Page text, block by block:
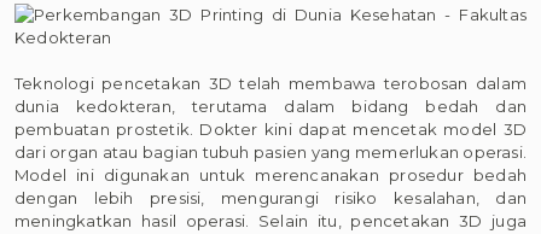
Teknologi pencetakan 3D telah membawa terobosan dalam
dunia kedokteran, terutama dalam bidang bedah dan
pembuatan prostetik. Dokter kini dapat mencetak model 3D
dari organ atau bagian tubuh pasien yang memerlukan operasi.
Model ini digunakan untuk merencanakan prosedur bedah
dengan lebih presisi, mengurangi risiko kesalahan, dan
meningkatkan hasil operasi. Selain itu, pencetakan 3D juga